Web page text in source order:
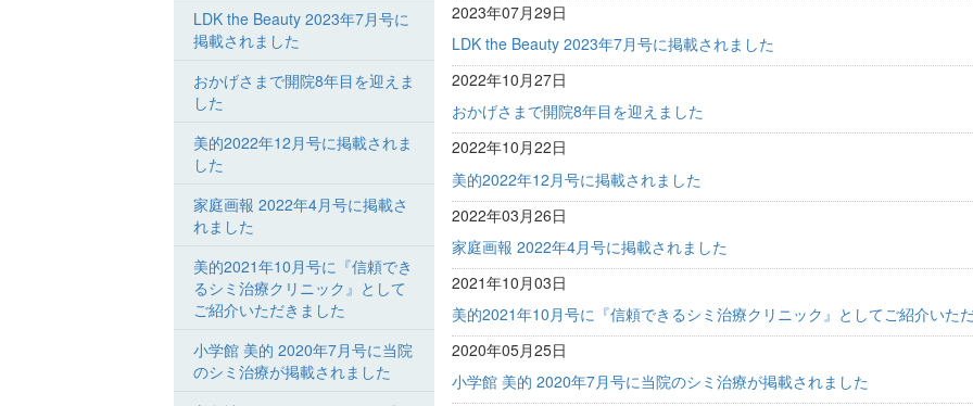
2023年07月29日
LDK the Beauty 2023年7月号に掲載されました
2022年10月27日
おかげさまで開院8年目を迎えました
2022年10月22日
美的2022年12月号に掲載されました
2022年03月26日
家庭画報 2022年4月号に掲載されました
2021年10月03日
美的2021年10月号に『信頼できるシミ治療クリニック』としてご紹介いた
2020年05月25日
小学館 美的 2020年7月号に当院のシミ治療が掲載されました
LDK the Beauty 2023年7月号に
掲載されました
おかげさまで開院8年目を迎えま
した
美的2022年12月号に掲載されま
した
家庭画報 2022年4月号に掲載さ
れました
美的2021年10月号に『信頼でき
るシミ治療クリニック』として
ご紹介いただきました
小学館 美的 2020年7月号に当院
のシミ治療が掲載されました